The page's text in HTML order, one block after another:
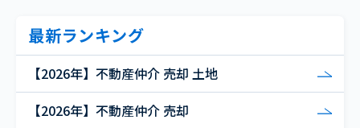
最新ランキング
【2026年】不動産仲介 売却 土地
【2026年】不動産仲介 売却